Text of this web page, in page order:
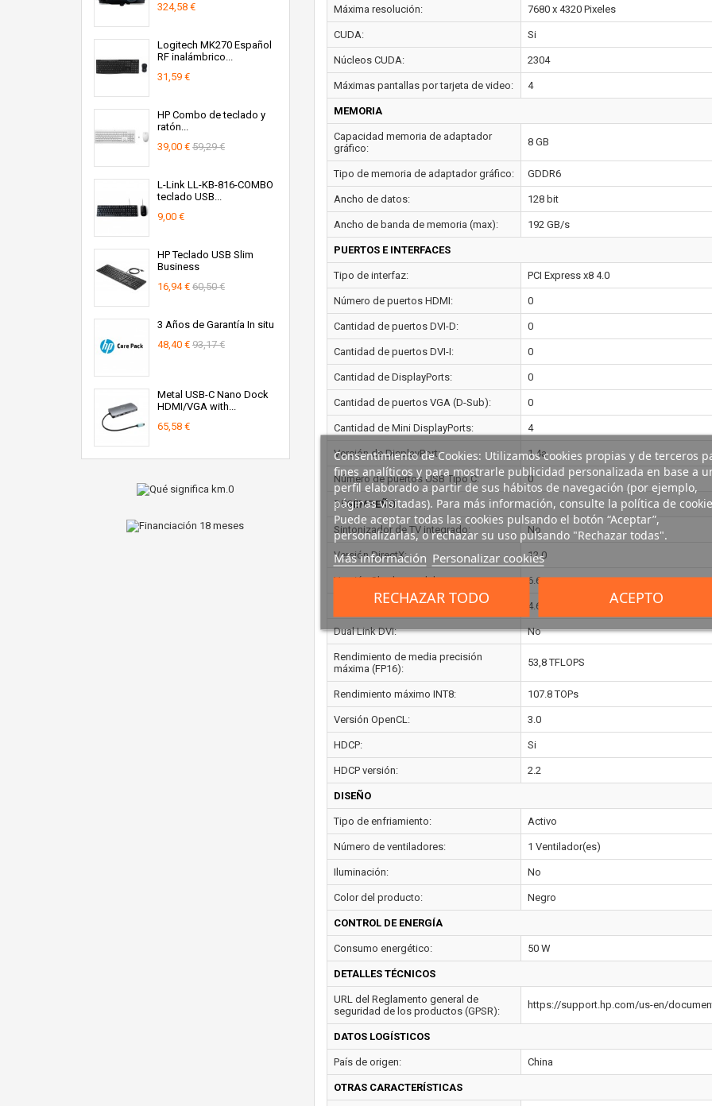
324,58 €
Logitech MK270 Español
RF inalámbrico...
31,59 €
HP Combo de teclado y
ratón...
39,00 € 59,29 €
L-Link LL-KB-816-COMBO
teclado USB...
9,00 €
HP Teclado USB Slim
Business
16,94 € 60,50 €
3 Años de Garantía In situ
48,40 € 93,17 €
Metal USB-C Nano Dock
HDMI/VGA with...
65,58 €
Máxima resolución: 7680 x 4320 Pixeles
CUDA: Si
Núcleos CUDA: 2304
Máximas pantallas por tarjeta de video: 4
MEMORIA
Capacidad memoria de adaptador
gráfico:
8 GB
Tipo de memoria de adaptador gráfico: GDDR6
Ancho de datos: 128 bit
Ancho de banda de memoria (max): 192 GB/s
PUERTOS E INTERFACES
Tipo de interfaz: PCI Express x8 4.0
Número de puertos HDMI: 0
Cantidad de puertos DVI-D: 0
Cantidad de puertos DVI-I: 0
Cantidad de DisplayPorts: 0
Cantidad de puertos VGA (D-Sub): 0
Cantidad de Mini DisplayPorts: 4
Versión de DisplayPort: 1.4a
Número de puertos USB Tipo C: 0
DESEMPEÑO
Sintonizador de TV integrado: No
Versión DirectX: 12.0
Versión Shader model: 6.6
Versión OpenGL: 4.6
Dual Link DVI: No
Rendimiento de media precisión
máxima (FP16):
53,8 TFLOPS
Rendimiento máximo INT8: 107.8 TOPs
Versión OpenCL: 3.0
HDCP: Si
HDCP versión: 2.2
DISEÑO
Tipo de enfriamiento: Activo
Número de ventiladores: 1 Ventilador(es)
Iluminación: No
Color del producto: Negro
CONTROL DE ENERGÍA
Consumo energético: 50 W
DETALLES TÉCNICOS
URL del Reglamento general de
seguridad de los productos (GPSR):
https://support.hp.com/us-en/
DATOS LOGÍSTICOS
País de origen: China
OTRAS CARACTERÍSTICAS
Consentimiento de Cookies: Utilizamos cookies propias y de terceros
fines analíticos y para mostrarle publicidad personalizada en base a
perfil elaborado a partir de sus hábitos de navegación (por ejemplo,
páginas visitadas). Para más información, consulte la política de
Puede aceptar todas las cookies pulsando el botón “Aceptar”,
personalizarlas, o rechazar su uso pulsando "Rechazar todas".
Más información Personalizar cookies
RECHAZAR TODO ACEPTO